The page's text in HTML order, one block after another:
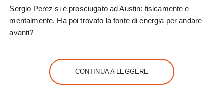
Sergio Perez si è prosciugato ad Austin: fisicamente e
mentalmente. Ha poi trovato la fonte di energia per andare
avanti?
CONTINUA A LEGGERE